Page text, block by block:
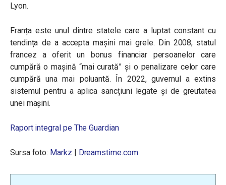
Lyon.
Franța este unul dintre statele care a luptat constant cu
tendința de a accepta mașini mai grele. Din 2008, statul
francez a oferit un bonus financiar persoanelor care
cumpără o mașină “mai curată” și o penalizare celor care
cumpără una mai poluantă. În 2022, guvernul a extins
sistemul pentru a aplica sancțiuni legate și de greutatea
unei mașini.
Raport integral pe The Guardian
Sursa foto: Markz | Dreamstime.com